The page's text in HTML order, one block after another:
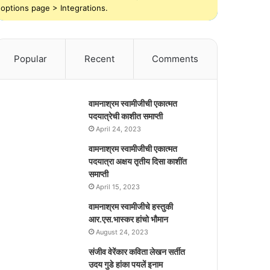
options page > Integrations.
Popular Recent Comments
वामनाश्रम स्वामीजीची एकात्मत
पदयात्रेची काशीत समाप्ती
April 24, 2023
वामनाश्रम स्वामीजीची एकात्मत
पदयात्रा अक्षय तृतीय दिसा काशींत
समाप्ती
April 15, 2023
वामनाश्रम स्वामीजीचे हस्तुकी
आर.एस.भास्कर हांचो भौमान
August 24, 2023
संजीव वेरेंकार कविता लेखन सर्तीत
उदय गुडे हांका पयलें इनाम